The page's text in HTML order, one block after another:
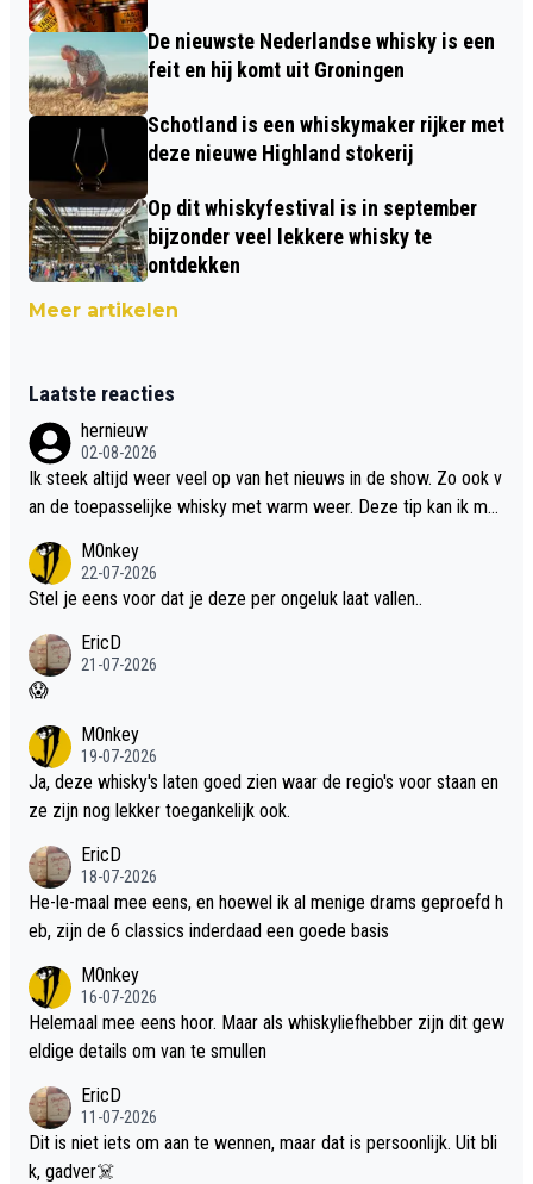
De nieuwste Nederlandse whisky is een
feit en hij komt uit Groningen
Schotland is een whiskymaker rijker met
deze nieuwe Highland stokerij
Op dit whiskyfestival is in september
bijzonder veel lekkere whisky te
ontdekken
Meer artikelen
Laatste reacties
hernieuw
02-08-2026
Ik steek altijd weer veel op van het nieuws in de show. Zo ook v
an de toepasselijke whisky met warm weer. Deze tip kan ik met
M0nkey
22-07-2026
Stel je eens voor dat je deze per ongeluk laat vallen..
EricD
21-07-2026
😱
M0nkey
19-07-2026
Ja, deze whisky's laten goed zien waar de regio's voor staan en
ze zijn nog lekker toegankelijk ook.
EricD
18-07-2026
He-le-maal mee eens, en hoewel ik al menige drams geproefd h
eb, zijn de 6 classics inderdaad een goede basis
M0nkey
16-07-2026
Helemaal mee eens hoor. Maar als whiskyliefhebber zijn dit gew
eldige details om van te smullen
EricD
11-07-2026
Dit is niet iets om aan te wennen, maar dat is persoonlijk. Uit bli
k, gadver☠️